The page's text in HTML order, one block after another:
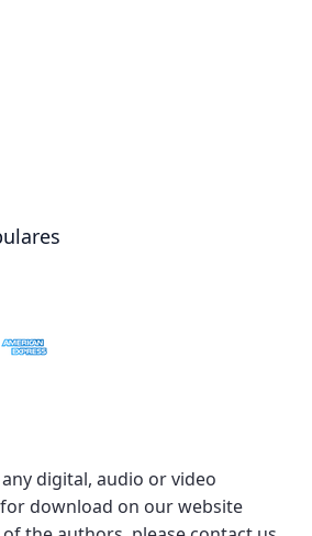
digital, audio or video
download on our website